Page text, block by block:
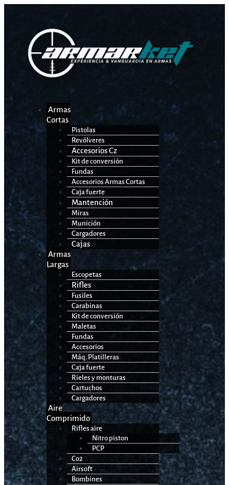
Armas
Cortas
Pistolas
Revólveres
Accesorios Cz
Kit de conversión
Fundas
Accesorios Armas Cortas
Caja fuerte
Mantención
Miras
Munición
Cargadores
Cajas
Armas
Largas
Escopetas
Rifles
Fusiles
Carabinas
Kit de conversión
Maletas
Fundas
Accesorios
Máq. Platilleras
Caja fuerte
Rieles y monturas
Cartuchos
Cargadores
Aire
Comprimido
Rifles aire
Nitro piston
PCP
Co2
Airsoft
Bombines